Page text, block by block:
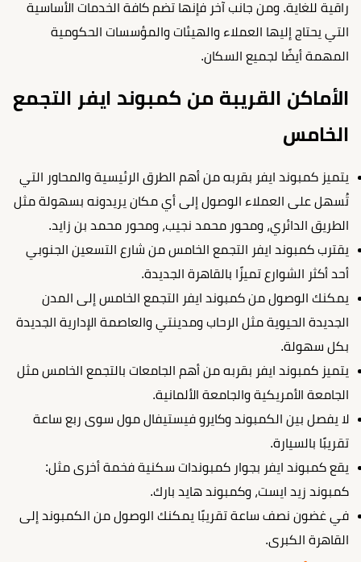
راقية للغاية. ومن جانب آخر فإنها تضم كافة الخدمات الأساسية
التي يحتاج إليها العملاء والهيئات والمؤسسات الحكومية
المهمة أيضًا لجميع السكان.
الأماكن القريبة من كمبوند ايفر التجمع
الخامس
يتميز كمبوند ايفر بقربه من أهم الطرق الرئيسية والمحاور التي
تُسهل على العملاء الوصول إلى أي مكان يريدونه بسهولة مثل
الطريق الدائري، ومحور محمد نجيب، ومحور محمد بن زايد.
يقترب كمبوند ايفر التجمع الخامس من شارع التسعين الجنوبي
أحد أكثر الشوارع تميزًا بالقاهرة الجديدة.
يمكنك الوصول من كمبوند ايفر التجمع الخامس إلى المدن
الجديدة الحيوية مثل الرحاب ومدينتي والعاصمة الإدارية الجديدة
بكل سهولة.
يتميز كمبوند ايفر بقربه من أهم الجامعات بالتجمع الخامس مثل
الجامعة الأمريكية والجامعة الألمانية.
لا يفصل بين الكمبوند وكايرو فيستيفال مول سوى ربع ساعة
تقريبًا بالسيارة.
يقع كمبوند ايفر بجوار كمبوندات سكنية فخمة أخرى مثل:
كمبوند زيد ايست، وكمبوند هايد بارك.
في غضون نصف ساعة تقريبًا يمكنك الوصول من الكمبوند إلى
القاهرة الكبرى.